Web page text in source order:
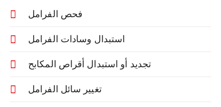
فحص الفرامل
استبدال وسادات الفرامل
تجديد أو استبدال أقراص المكابح
تغيير سائل الفرامل